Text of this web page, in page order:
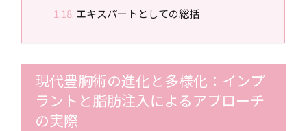
エキスパートとしての総括
現代豊胸術の進化と多様化：インプ
ラントと脂肪注入によるアプローチ
の実際